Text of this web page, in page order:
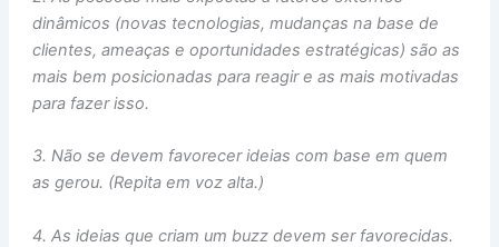
dinâmicos (novas tecnologias, mudanças na base de
clientes, ameaças e oportunidades estratégicas) são as
mais bem posicionadas para reagir e as mais motivadas
para fazer isso.
3. Não se devem favorecer ideias com base em quem
as gerou. (Repita em voz alta.)
4. As ideias que criam um buzz devem ser favorecidas.